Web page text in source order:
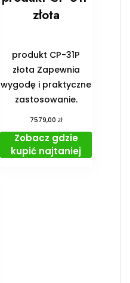
złota
produkt CP-31P
złota Zapewnia
wygodę i praktyczne
zastosowanie.
7579,00 zł
Zobacz gdzie
kupić najtaniej